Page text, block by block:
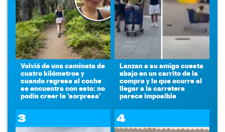
Volvió de una caminata de
cuatro kilómetros y
cuando regresa al coche
se encuentra con esto: no
podía creer la 'sorpresa'
Lanzan a su amigo cuesta
abajo en un carrito de la
compra y lo que ocurre al
llegar a la carretera
parece imposible
3 4